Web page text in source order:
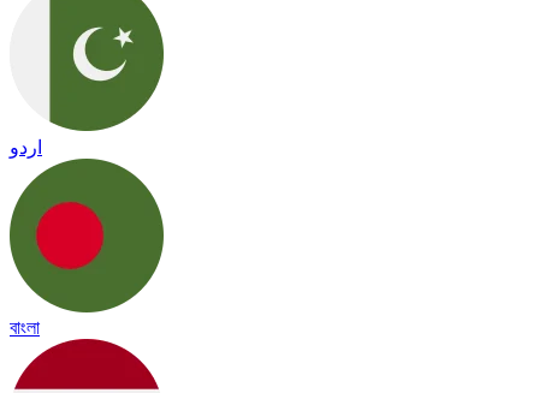
اردو
বাংলা